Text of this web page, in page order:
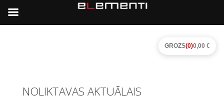
NOLIKTAVAS AKTUĀLAIS
GROZS(0)0,00 €